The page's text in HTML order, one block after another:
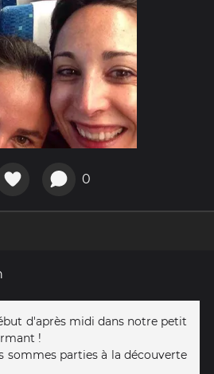
0
d'après midi dans notre petit
!
sommes parties à la découverte